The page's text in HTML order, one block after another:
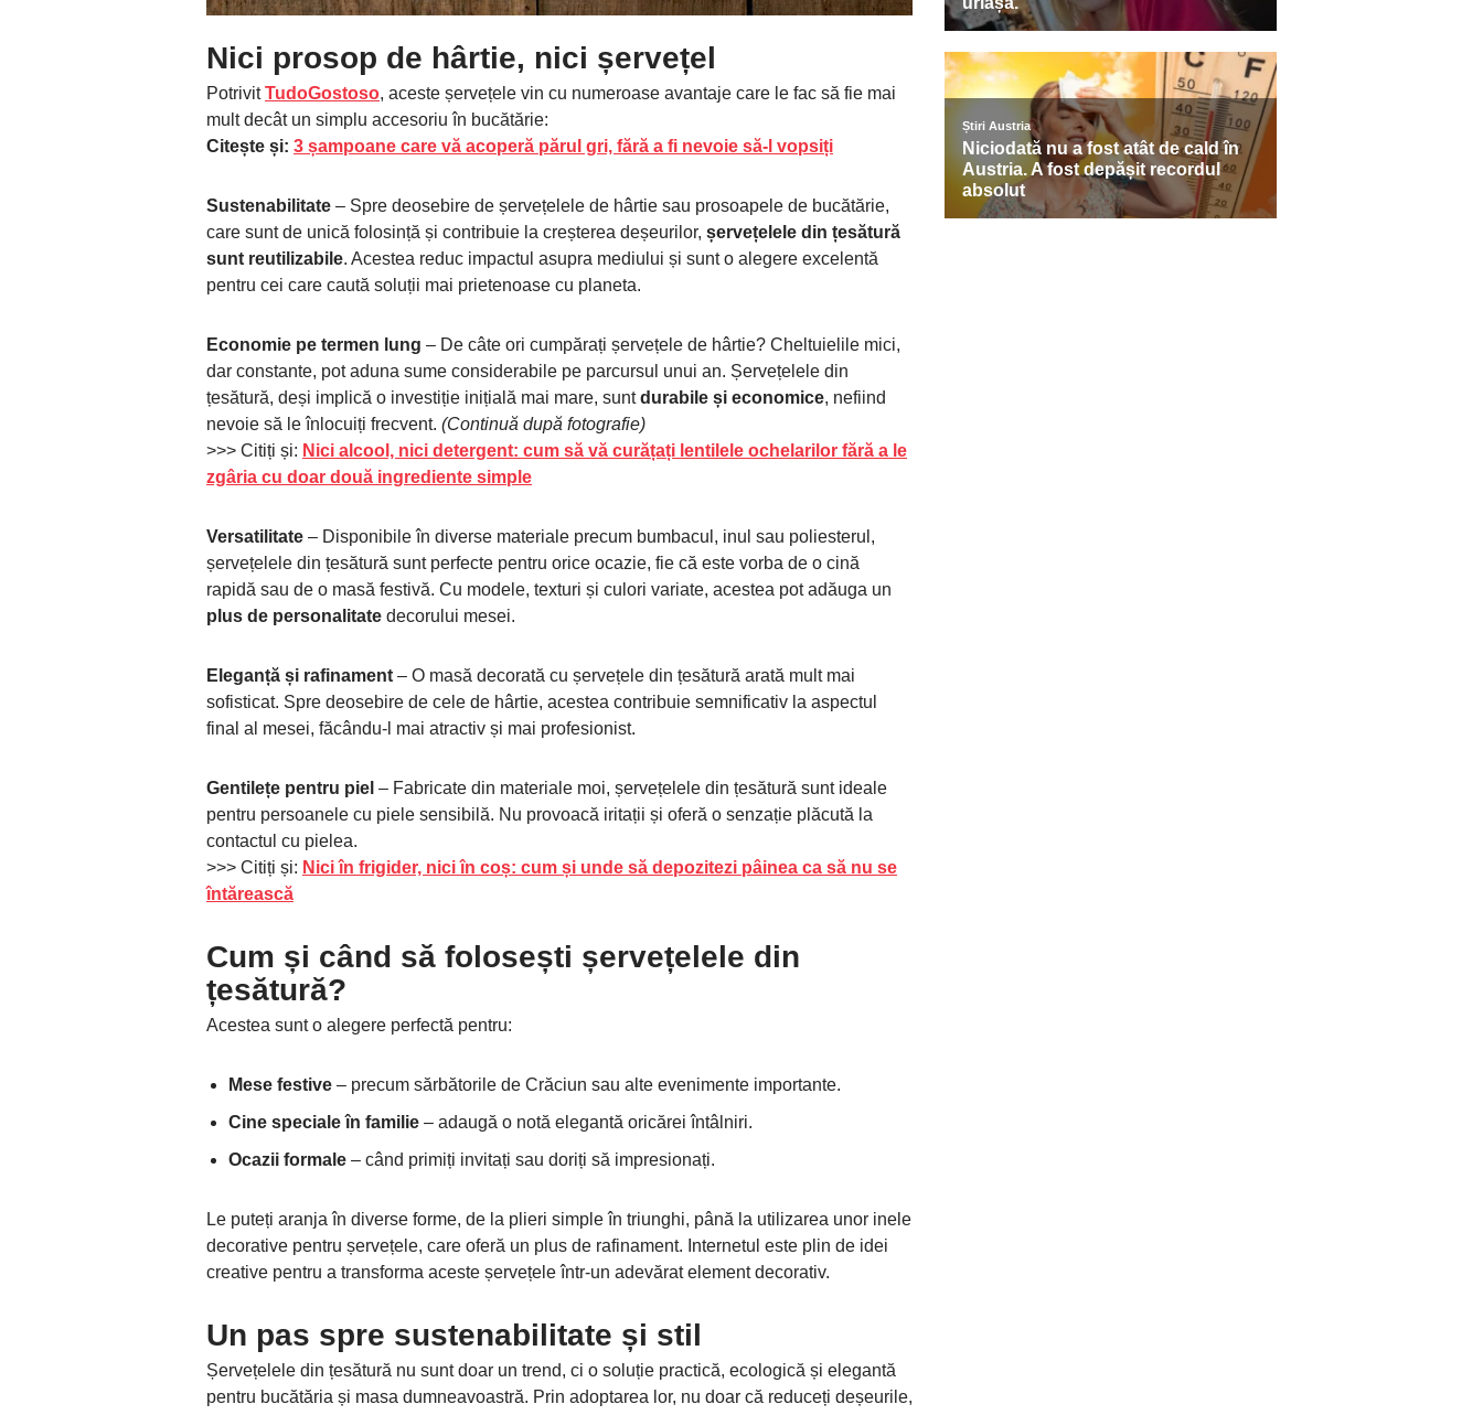
Nici prosop de hârtie, nici șervețel
PotrivitTudoGostoso, aceste șervețele vin cu numeroase avantaje care le fac să fie mai
mult decât un simplu accesoriu în bucătărie:
Citește și: 3 șampoane care vă acoperă părul gri, fără a fi nevoie să-l vopsiți
Sustenabilitate – Spre deosebire de șervețelele de hârtie sau prosoapele de bucătărie,
care sunt de unică folosință și contribuie la creșterea deșeurilor, șervețelele din țesătură
sunt reutilizabile. Acestea reduc impactul asupra mediului și sunt o alegere excelentă
pentru cei care caută soluții mai prietenoase cu planeta.
Economie pe termen lung – De câte ori cumpărați șervețele de hârtie? Cheltuielile mici,
dar constante, pot aduna sume considerabile pe parcursul unui an. Șervețelele din
țesătură, deși implică o investiție inițială mai mare, suntdurabile și economice, nefiind
nevoie să le înlocuiți frecvent. (Continuă după fotografie)
>>> Citiți și: Nici alcool, nici detergent: cum să vă curățați lentilele ochelarilor fără a le
zgâria cu doar două ingrediente simple
Versatilitate – Disponibile în diverse materiale precum bumbacul, inul sau poliesterul,
șervețelele din țesătură sunt perfecte pentru orice ocazie, fie că este vorba de o cină
rapidă sau de o masă festivă. Cu modele, texturi și culori variate, acestea pot adăuga un
plus de personalitate decorului mesei.
Eleganță și rafinament – O masă decorată cu șervețele din țesătură arată mult mai
sofisticat. Spre deosebire de cele de hârtie, acestea contribuie semnificativ la aspectul
final al mesei, făcându-l mai atractiv și mai profesionist.
Gentilețe pentru piel – Fabricate din materiale moi, șervețelele din țesătură sunt ideale
pentru persoanele cu piele sensibilă. Nu provoacă iritații și oferă o senzație plăcută la
contactul cu pielea.
>>> Citiți și: Nici în frigider, nici în coș: cum și unde să depozitezi pâinea ca să nu se
întărească
Cum și când să folosești șervețelele din
țesătură?
Acestea sunt o alegere perfectă pentru:
Mese festive – precum sărbătorile de Crăciun sau alte evenimente importante.
Cine speciale în familie – adaugă o notă elegantă oricărei întâlniri.
Ocazii formale – când primiți invitați sau doriți să impresionați.
Le puteți aranja în diverse forme, de la plieri simple în triunghi, până la utilizarea unor inele
decorative pentru șervețele, care oferă un plus de rafinament. Internetul este plin de idei
creative pentru a transforma aceste șervețele într-un adevărat element decorativ.
Un pas spre sustenabilitate și stil
Șervețelele din țesătură nu sunt doar un trend, ci o soluție practică, ecologică și elegantă
pentru bucătăria și masa dumneavoastră. Prin adoptarea lor, nu doar că reduceți deșeurile,